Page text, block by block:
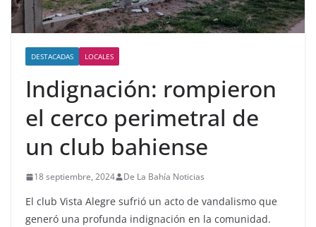
DESTACADAS LOCALES
Indignación: rompieron
el cerco perimetral de
un club bahiense
18 septiembre, 2024 De La Bahía Noticias
El club Vista Alegre sufrió un acto de vandalismo que
generó una profunda indignación en la comunidad.